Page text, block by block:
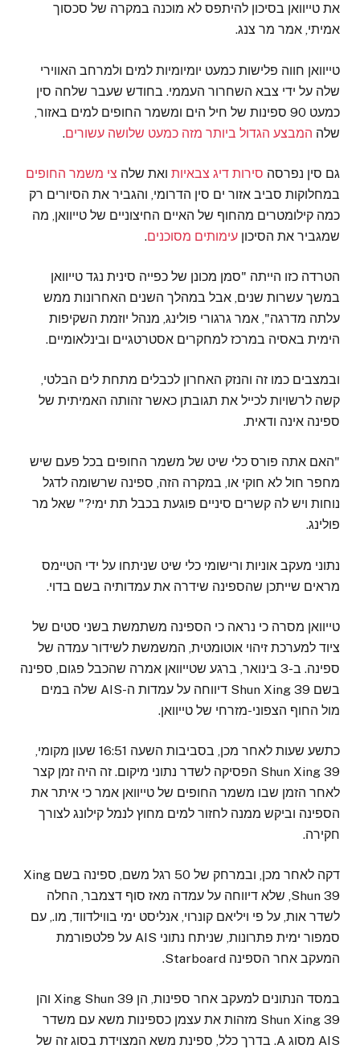
את טייוואן בסיכון להיתפס לא מוכנה במקרה של סכסוך
אמיתי, אמר מר צנג.
טייוואן חווה פלישות כמעט יומיומיות למים ולמרחב האווירי
שלה על ידי צבא השחרור העממי. בחודש שעבר שלחה סין
כמעט 90 ספינות של חיל הים ומשמר החופים למים באזור,
שלה המבצע הגדול ביותר מזה כמעט שלושה עשורים.
גם סין נפרסה סירות דיג צבאיות ואת שלה צי משמר החופים
במחלוקות סביב אזור ים סין הדרומי, והגביר את הסיורים רק
כמה קילומטרים מהחוף של האיים החיצוניים של טייוואן, מה
שמגביר את הסיכון עימותים מסוכנים.
הטרדה כזו הייתה "סמן מכונן של כפייה סינית נגד טייוואן
במשך עשרות שנים, אבל במהלך השנים האחרונות ממש
עלתה מדרגה", אמר גרגורי פולינג, מנהל יוזמת השקיפות
הימית באסיה במרכז למחקרים אסטרטגיים ובינלאומיים.
ובמצבים כמו זה והנזק האחרון לכבלים מתחת לים הבלטי,
קשה לרשויות לכייל את תגובתן כאשר זהותה האמיתית של
ספינה אינה ודאית.
"האם אתה פורס כלי שיט של משמר החופים בכל פעם שיש
מחפר חול לא חוקי או, במקרה הזה, ספינה שרשומה לדגל
נוחות ויש לה קשרים סיניים פוגעת בכבל תת ימי?" שאל מר
פולינג.
נתוני מעקב אוניות ורישומי כלי שיט שניתחו על ידי הטיימס
מראים שייתכן שהספינה שידרה את עמדותיה בשם בדוי.
טייוואן מסרה כי נראה כי הספינה משתמשת בשני סטים של
ציוד למערכת זיהוי אוטומטית, המשמשת לשידור עמדה של
ספינה. ב-3 בינואר, ברגע שטייוואן אמרה שהכבל פגום, ספינה
בשם Shun Xing 39 דיווחה על עמדות ה-AIS שלה במים
מול החוף הצפוני-מזרחי של טייוואן.
כתשע שעות לאחר מכן, בסביבות השעה 16:51 שעון מקומי,
Shun Xing 39 הפסיקה לשדר נתוני מיקום. זה היה זמן קצר
לאחר הזמן שבו משמר החופים של טייוואן אמר כי איתר את
הספינה וביקש ממנה לחזור למים מחוץ לנמל קילונג לצורך
חקירה.
דקה לאחר מכן, ובמרחק של 50 רגל משם, ספינה בשם Xing
Shun 39, שלא דיווחה על עמדה מאז סוף דצמבר, החלה
לשדר אות, על פי ויליאם קונרוי, אנליסט ימי בווילדווד, מו., עם
סמפור ימית פתרונות, שניתח נתוני AIS על פלטפורמת
המעקב אחר הספינה Starboard.
במסד הנתונים למעקב אחר ספינות, הן Xing Shun 39 והן
Shun Xing 39 מזהות את עצמן כספינות משא עם משדר
AIS מסוג A. בדרך כלל, ספינת משא המצוידת בסוג זה של